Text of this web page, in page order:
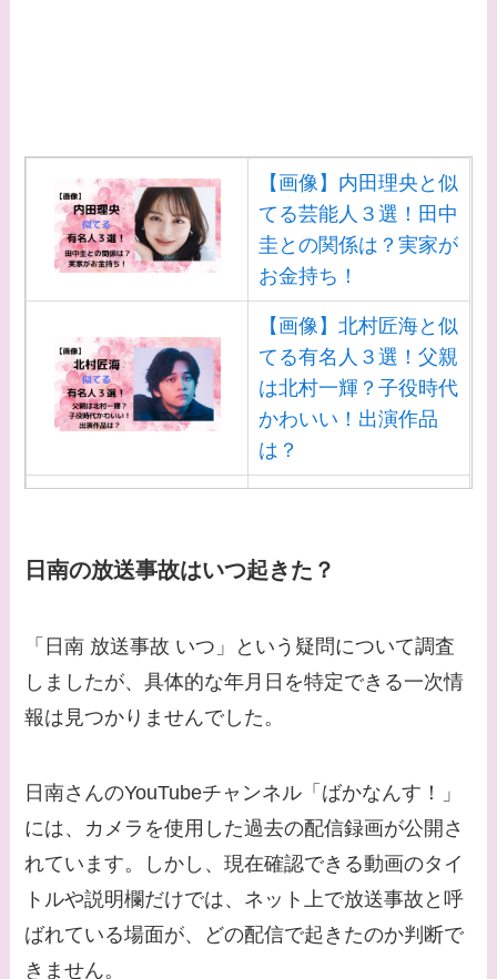
【画像】内田理央と似
てる芸能人３選！田中
圭との関係は？実家が
お金持ち！
【画像】北村匠海と似
てる有名人３選！父親
は北村一輝？子役時代
かわいい！出演作品
は？
郎との関係は？ジャニ
【画像】山田裕貴の家
系図・家族構成は？嫁
【画像】平子理沙と似
てる有名人３選！ヒア
ルロン酸で顔が変わっ
た？村井克行との関係
は？
日南の放送事故はいつ起きた？
「日南 放送事故 いつ」という疑問について調査
しましたが、具体的な年月日を特定できる一次情
報は見つかりませんでした。
日南さんのYouTubeチャンネル「ばかなんす！」
には、カメラを使用した過去の配信録画が公開さ
れています。しかし、現在確認できる動画のタイ
トルや説明欄だけでは、ネット上で放送事故と呼
ばれている場面が、どの配信で起きたのか判断で
きません。